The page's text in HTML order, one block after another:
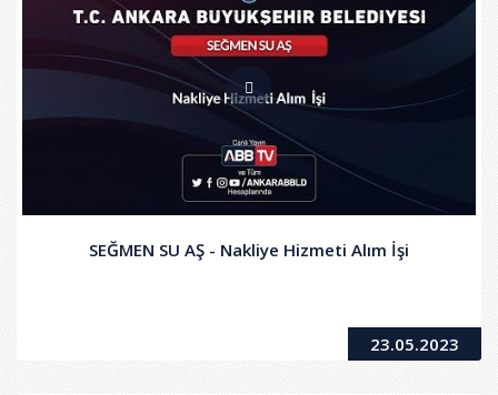
SEĞMEN SU AŞ - Nakliye Hizmeti Alım İşi
23.05.2023